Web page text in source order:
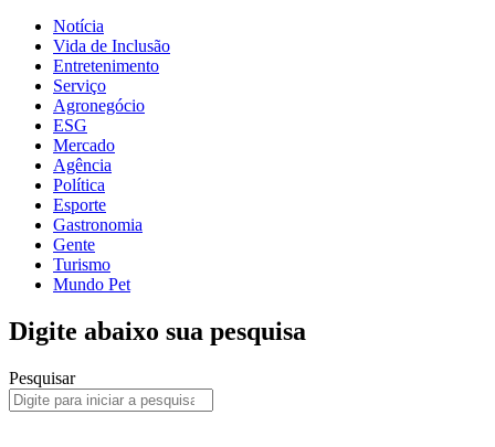
Notícia
Vida de Inclusão
Entretenimento
Serviço
Agronegócio
ESG
Mercado
Agência
Política
Esporte
Gastronomia
Gente
Turismo
Mundo Pet
Digite abaixo sua pesquisa
Pesquisar